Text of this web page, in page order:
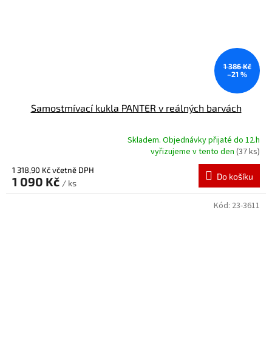
1 386 Kč
–21 %
Samostmívací kukla PANTER v reálných barvách
produktu
je
5,0
Skladem. Objednávky přijaté do 12.h
vyřizujeme v tento den(37 ks)
1 318,90 Kč včetně DPH
1 090 Kč / ks
Do košíku
Kód: 23-3611